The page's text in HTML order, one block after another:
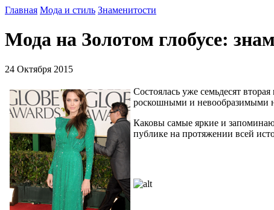
Главная Мода и стиль Знаменитости
Мода на Золотом глобусе:
24 Октября 2015
Состоялась уже семьдесят
роскошными и невообразимыми
Каковы самые яркие и
публике на протяжении всей